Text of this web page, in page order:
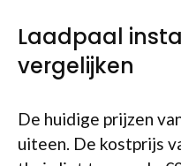
Laadpaal
vergelijken
De huidige prijzen
uiteen. De kostprijs